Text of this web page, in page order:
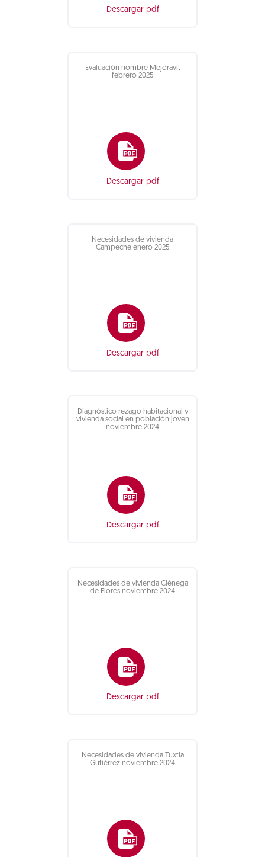
Descargar pdf
Evaluación nombre Mejoravit
febrero 2025
Descargar pdf
Necesidades de vivienda
Campeche enero 2025
Descargar pdf
Diagnóstico rezago habitacional y
vivienda social en población joven
noviembre 2024
Descargar pdf
Necesidades de vivienda Ciénega
de Flores noviembre 2024
Descargar pdf
Necesidades de vivienda Tuxtla
Gutiérrez noviembre 2024